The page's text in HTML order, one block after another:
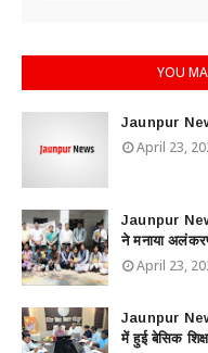
YOU
Jaunpur
April 23,
Jaunpur
ने मनाया
April 23,
Jaunpur
में हुई बेसिक